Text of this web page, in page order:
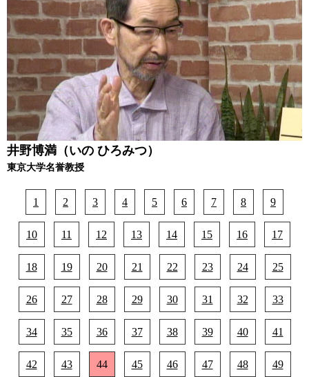
井野博満（いの ひろみつ）
東京大学名誉教授
1 2 3 4 5 6 7 8 9
10 11 12 13 14 15 16 17
18 19 20 21 22 23 24 25
26 27 28 29 30 31 32 33
34 35 36 37 38 39 40 41
42 43 44 45 46 47 48 49